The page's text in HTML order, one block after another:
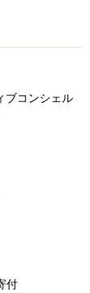
ブコンシェル
付